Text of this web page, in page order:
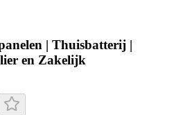
| Thuisbatterij |
en Zakelijk